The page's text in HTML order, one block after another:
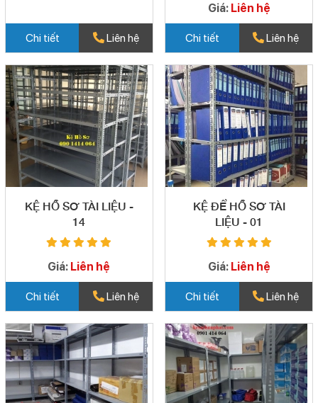
Chi tiết Liên hệ
Giá: Liên hệ
Chi tiết Liên hệ
KỆ HỒ SƠ TÀI LIỆU -
14
Giá: Liên hệ
Chi tiết Liên hệ
KỆ ĐỂ HỒ SƠ TÀI
LIỆU - 01
Giá: Liên hệ
Chi tiết Liên hệ